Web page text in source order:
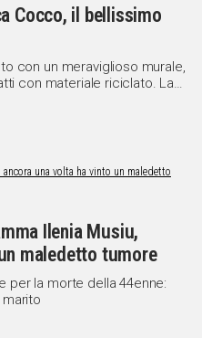
Cocco, il bellissimo
con un meraviglioso murale,
con materiale riciclato. La
Ilenia Musiu,
maledetto tumore
per la morte della 44enne: